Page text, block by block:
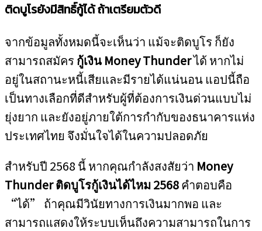
ติดบูโรยังมีสิทธิ์กู้ได้ ถ้าเตรียมตัวดี
จากข้อมูลทั้งหมดนี้จะเห็นว่า แม้จะติดบูโร ก็ยัง
สามารถสมัคร กู้เงิน Money Thunderได้ หากไม่
อยู่ในสถานะหนี้เสียและมีรายได้แน่นอน แอปนี้ถือ
เป็นทางเลือกที่ดีสำหรับผู้ที่ต้องการเงินด่วนแบบไม่
ยุ่งยาก และยังอยู่ภายใต้การกำกับของธนาคารแห่ง
ประเทศไทย จึงมั่นใจได้ในความปลอดภัย
สำหรับปี 2568 นี้ หากคุณกำลังสงสัยว่า Money
Thunder ติดบูโรกู้เงินได้ไหม 2568คำตอบคือ
“ได้” ถ้าคุณมีวินัยทางการเงินมากพอ และ
สามารถแสดงให้ระบบเห็นถึงความสามารถในการ